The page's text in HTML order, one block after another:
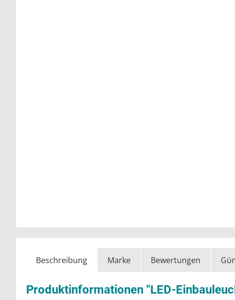
Beschreibung Marke Bewertungen
Produktinformationen "LED-